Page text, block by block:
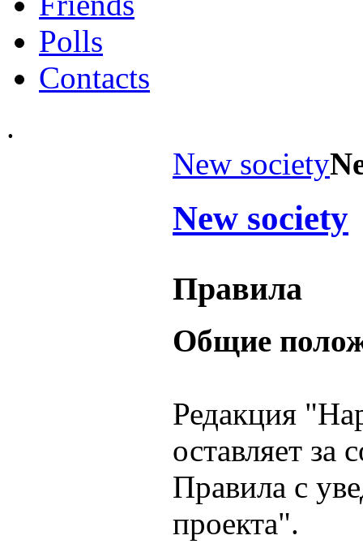
Polls
Contacts
.
New society
New society
Правила
Общие
Редакция
оставляет за
Правила с
проекта".